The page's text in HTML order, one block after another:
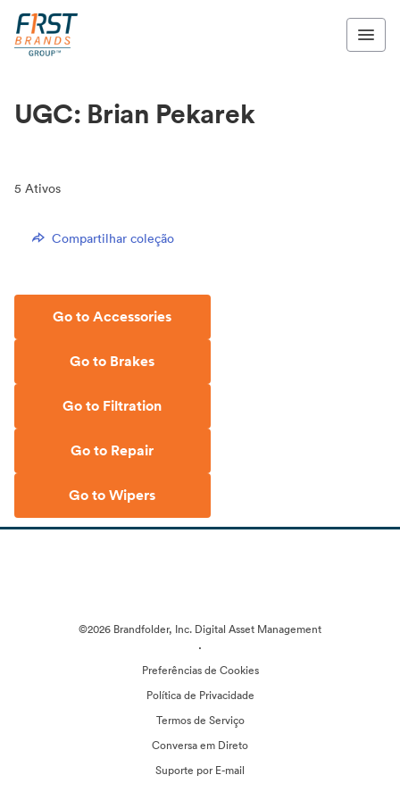
UGC: Brian Pekarek
5 Ativos
Compartilhar coleção
Go to Accessories
Go to Brakes
Go to Filtration
Go to Repair
Go to Wipers
©2026 Brandfolder, Inc. Digital Asset Management
·
Preferências de Cookies
Política de Privacidade
Termos de Serviço
Conversa em Direto
Suporte por E-mail